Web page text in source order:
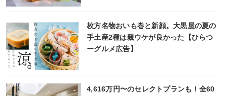
枚方名物おいも巻と新顔。大黒屋の夏の
手土産2種は親ウケが良かった【ひらつ
ーグルメ広告】
4,616万円〜のセレクトプランも！全60